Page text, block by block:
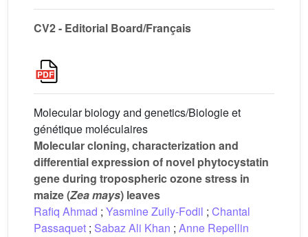
CV2 - Editorial Board/Français
Molecular biology and genetics/Biologie et
génétique moléculaires
Molecular cloning, characterization and
differential expression of novel phytocystatin
gene during tropospheric ozone stress in
maize (Zea mays) leaves
Rafiq Ahmad ; Yasmine Zuily-Fodil ; Chantal
Passaquet ; Sabaz Ali Khan ; Anne Repellin